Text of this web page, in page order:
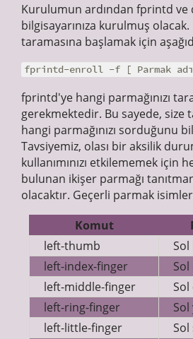
Kurulumun ardından fprintd ve
bilgisayarınıza kurulmuş
taramasına başlamak için
fprintd-enroll -f [ Parmak
fprintd'ye hangi parmağınızı
gerekmektedir. Bu sayede, size
hangi parmağınızı sorduğunu
Tavsiyemiz, olası bir aksilik
kullanımınızı etkilememek için
bulunan ikişer parmağı
olacaktır. Geçerli parmak
Komut
left-thumb
left-index-finger
left-middle-finger
left-ring-finger
Sol
left-little-finger